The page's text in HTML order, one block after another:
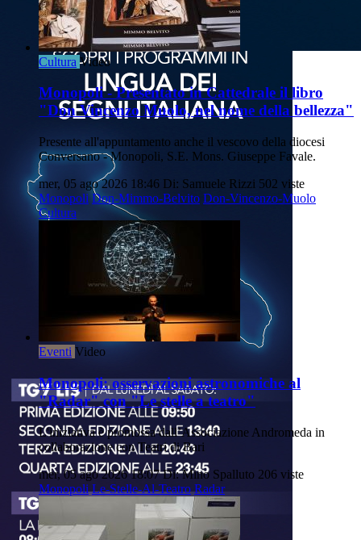
Cultura Video
Monopoli - Presentato in Cattedrale il libro
"Don Vincenzo Muolo, nel nome della bellezza"
Presente all'appuntamento anche il vescovo della diocesi
Conversano - Monopoli, S.E. Mons. Giuseppe Favale.
mer, 05 ago 2026 18:46 Di: Samuele Rizzi 502 viste
Monopoli Don-Mimmo-Belvito Don-Vincenzo-Muolo
Cultura
Eventi Video
Monopoli: osservazioni astronomiche al
"Radar" con "Le stelle a teatro"
L'iniziativa è promossa dall’Associazione Andromeda in
collaborazione con Teatri di Bari
mer, 05 ago 2026 18:07 Di: Mino Spalluto 206 viste
Monopoli Le-Stelle-Al-Teatro Radar